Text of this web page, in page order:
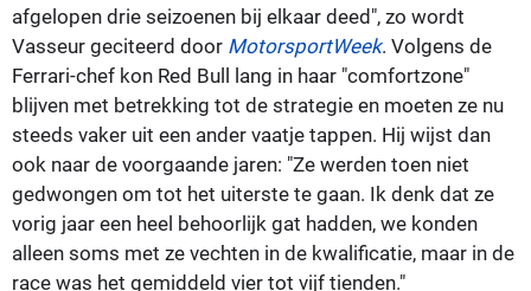
afgelopen drie seizoenen bij elkaar deed", zo wordt
Vasseur geciteerd door MotorsportWeek. Volgens de
Ferrari-chef kon Red Bull lang in haar "comfortzone"
blijven met betrekking tot de strategie en moeten ze nu
steeds vaker uit een ander vaatje tappen. Hij wijst dan
ook naar de voorgaande jaren: "Ze werden toen niet
gedwongen om tot het uiterste te gaan. Ik denk dat ze
vorig jaar een heel behoorlijk gat hadden, we konden
alleen soms met ze vechten in de kwalificatie, maar in de
race was het gemiddeld vier tot vijf tienden."